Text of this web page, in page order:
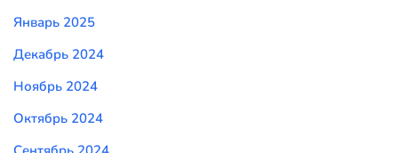
Январь 2025
Декабрь 2024
Ноябрь 2024
Октябрь 2024